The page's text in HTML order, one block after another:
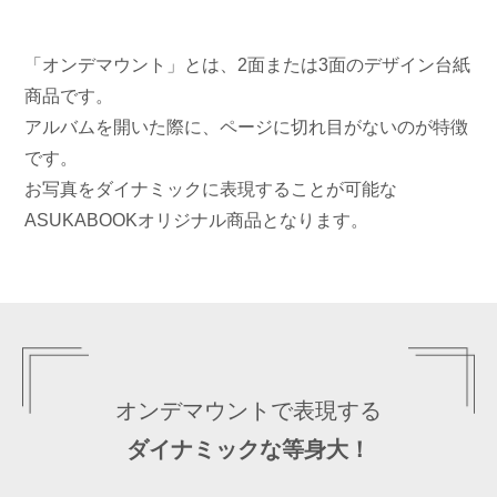
「オンデマウント」とは、2面または3面のデザイン台紙
商品です。
アルバムを開いた際に、ページに切れ目がないのが特徴
です。
お写真をダイナミックに表現することが可能な
ASUKABOOKオリジナル商品となります。
オンデマウントで表現する
ダイナミックな等身大！